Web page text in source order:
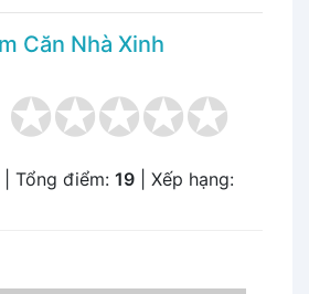
Căn Nhà Xinh
| Tổng điểm: 19 | Xếp hạng: